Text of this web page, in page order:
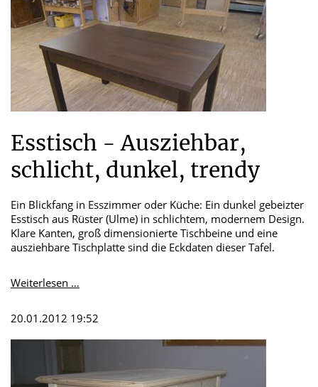
Esstisch - Ausziehbar,
schlicht, dunkel, trendy
Ein Blickfang in Esszimmer oder Küche: Ein dunkel gebeizter
Esstisch aus Rüster (Ulme) in schlichtem, modernem Design.
Klare Kanten, groß dimensionierte Tischbeine und eine
ausziehbare Tischplatte sind die Eckdaten dieser Tafel.
Weiterlesen …
schlicht,
dunkel,
20.01.2012 19:52